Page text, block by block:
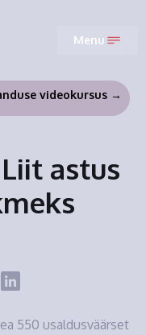
Menu
videokursus →
astus
550 usaldusväärset